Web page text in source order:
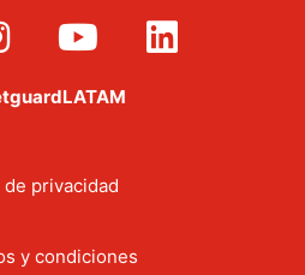
de privacidad
y condiciones